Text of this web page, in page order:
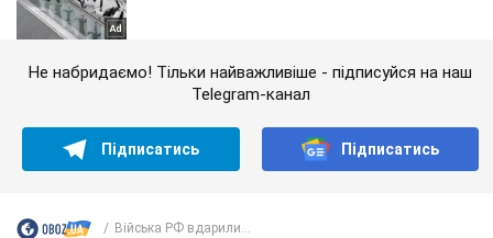
Не набридаємо! Тільки найважливіше - підписуйся на наш
Telegram-канал
Підписатись Підписатись
Війська РФ вдарили...